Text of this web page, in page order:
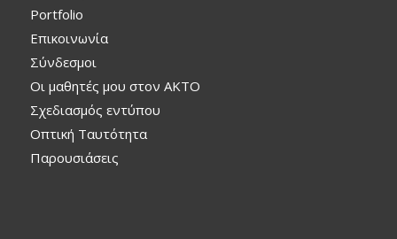
Portfolio
Επικοινωνία
Σύνδεσμοι
Οι μαθητές μου στον ΑΚΤΟ
Σχεδιασμός εντύπου
Οπτική Ταυτότητα
Παρουσιάσεις